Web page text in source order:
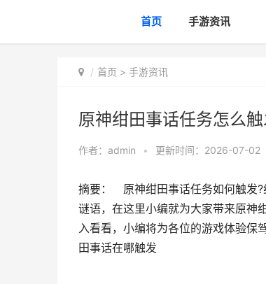
首页 手游资讯
首页 > 手游资讯
原神绀田事话任务怎么
作者： admin • 更新时间：2026-07-02
摘要： 原神绀田事话任务如何触发?
谜语，在这里小编就为大家带来原神
入看看，小编将为各位的游戏体验
田事话在哪触发